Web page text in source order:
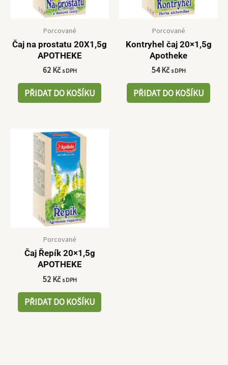
Porcované
Čaj na prostatu 20X1,5g
APOTHEKE
62 Kč s DPH
PŘIDAT DO KOŠÍKU
Porcované
Kontryhel čaj 20×1,5g
Apotheke
54 Kč s DPH
PŘIDAT DO KOŠÍKU
Porcované
Čaj Řepík 20×1,5g
APOTHEKE
52 Kč s DPH
PŘIDAT DO KOŠÍKU